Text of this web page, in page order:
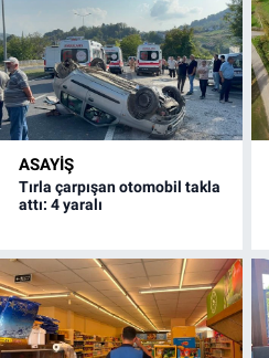
ASAYİŞ
Tırla çarpışan otomobil takla
attı: 4 yaralı